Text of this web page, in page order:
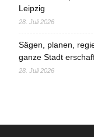
Leipzig
28. Juli 2026
Sägen, planen,
ganze Stadt
28. Juli 2026